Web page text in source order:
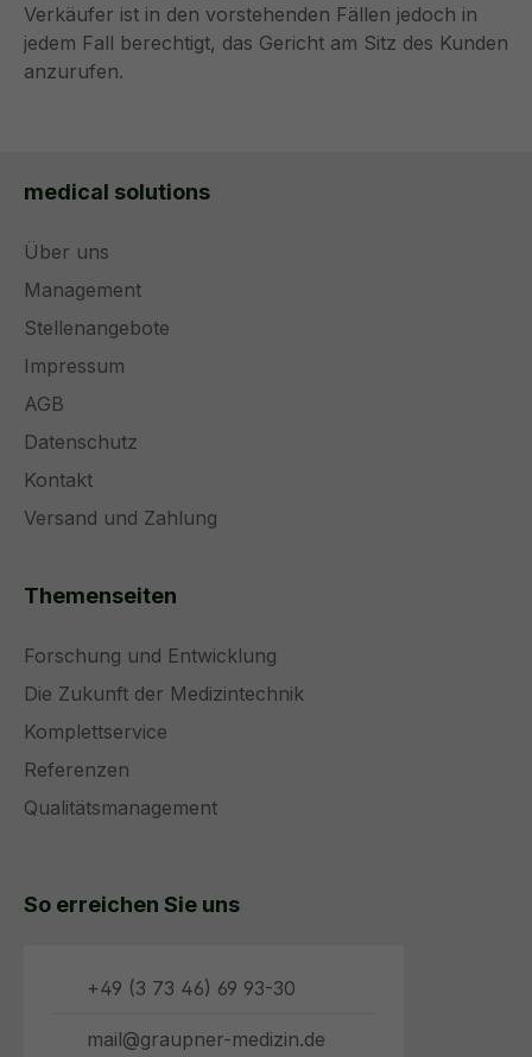
Verkäufer ist in den vorstehenden Fällen jedoch in
jedem Fall berechtigt, das Gericht am Sitz des Kunden
anzurufen.
medical solutions
Über uns
Management
Stellenangebote
Impressum
AGB
Datenschutz
Kontakt
Versand und Zahlung
Themenseiten
Forschung und Entwicklung
Die Zukunft der Medizintechnik
Komplettservice
Referenzen
Qualitätsmanagement
So erreichen Sie uns
+49 (3 73 46) 69 93-30
mail@graupner-medizin.de